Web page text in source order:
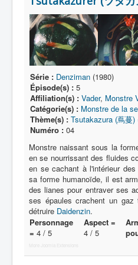
Série
Acteur
Équipe
Personnage
Transformation
Équipement
Mecha
Lieu
Épisode
Référence
Série : Denziman (1980)
Épisode(s) : 5
Affiliation(s) : Vader, Monstre
Catégorie(s) : Monstre de la
Thème(s) : Tsutakazura (蔦蔓)
Numéro : 04
Monstre naissant sous la
en se nourrissant des fluides
en se cachant à l'intérieur
sa forme humanoïde, il est
des lianes pour entraver ses
ses épaules crachent un
détruire Daidenzin.
Personnage
= 4 / 5
Aspect =
4 / 5
More Joomla Extensions